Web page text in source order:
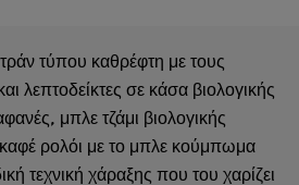
τύπου καθρέφτη με τους
λεπτοδείκτες σε κάσα βιολογικής
μπλε τζάμι βιολογικής
ρολόι με το μπλε κούμπωμα
τεχνική χάραξης που του χαρίζει